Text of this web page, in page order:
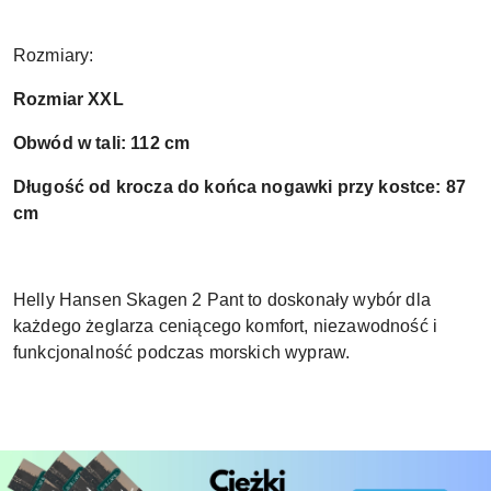
Rozmiary:
Rozmiar XXL
Obwód w tali: 112 cm
Długość od krocza do końca nogawki przy kostce: 87
cm
Helly Hansen Skagen 2 Pant to doskonały wybór dla
każdego żeglarza ceniącego komfort, niezawodność i
funkcjonalność podczas morskich wypraw.